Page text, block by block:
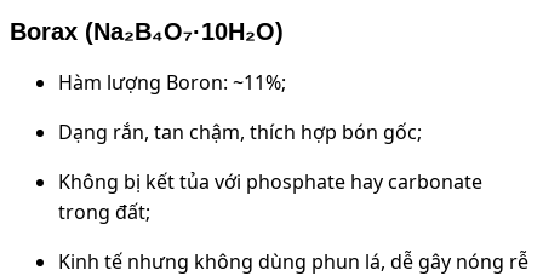
Borax (Na₂B₄O₇·10H₂O)
Hàm lượng Boron: ~11%;
Dạng rắn, tan chậm, thích hợp bón gốc;
Không bị kết tủa với phosphate hay carbonate
trong đất;
Kinh tế nhưng không dùng phun lá, dễ gây nóng rễ